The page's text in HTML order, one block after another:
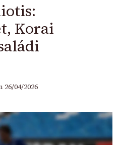
Korai
26/04/2026